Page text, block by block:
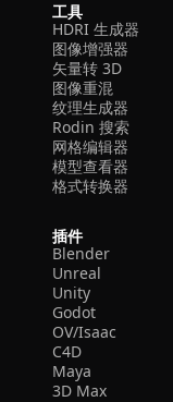
工具
HDRI 生成器
图像增强器
矢量转 3D
图像重混
纹理生成器
Rodin 搜索
网格编辑器
模型查看器
格式转换器
插件
Blender
Unreal
Unity
Godot
OV/Isaac
C4D
Maya
3D Max